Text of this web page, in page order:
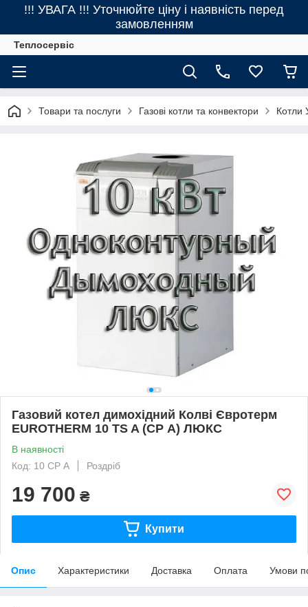
!!! УВАГА !!! Уточнюйте ціну і наявність перед
замовленням
Теплосервіс
Товари та послуги Газові котли та конвектори Котли
Газовий котел димохідний Колві Євротерм
EUROTHERM 10 TS A (CP А) ЛЮКС
В наявності
Код: 10 CP А
Роздріб
19 700 ₴
Купити
Опис Характеристики Доставка Оплата Умови